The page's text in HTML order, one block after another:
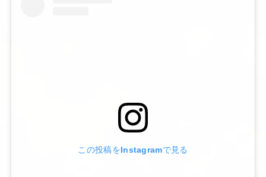
この投稿をInstagramで見る